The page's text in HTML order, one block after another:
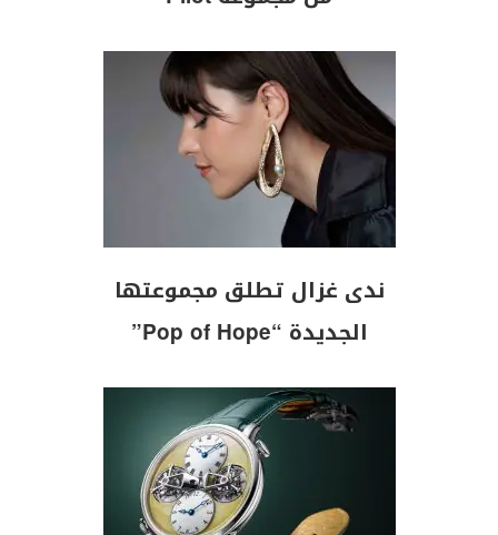
ندى غزال تطلق مجموعتها
الجديدة “Pop of Hope”